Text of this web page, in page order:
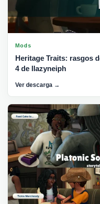
Mods
Heritage Traits: rasgos
4 de llazyneiph
Ver descarga →